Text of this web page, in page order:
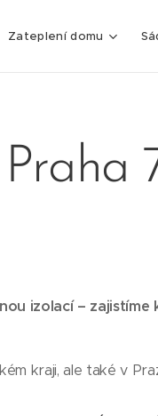
Zateplení domu
izolací – zajistíme
kraji, ale také v